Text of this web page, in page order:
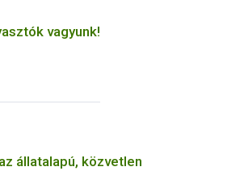
vagyunk!
állatalapú, közvetlen